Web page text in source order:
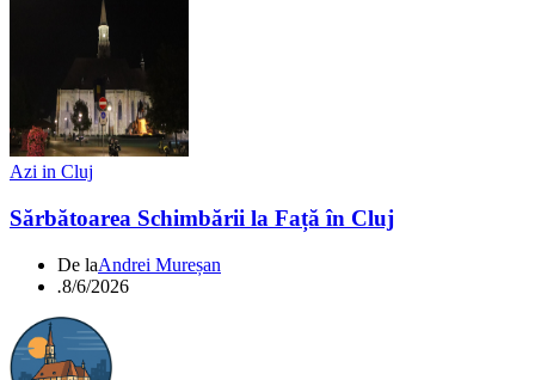
Azi in Cluj
Sărbătoarea Schimbării la Față în Cluj
De laAndrei Mureșan
.8/6/2026